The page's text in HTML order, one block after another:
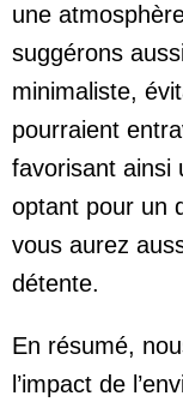
une
suggérons
minimaliste,
pourraient
favorisant ainsi
optant pour un
vous aurez
détente.
En résumé,
l’impact de